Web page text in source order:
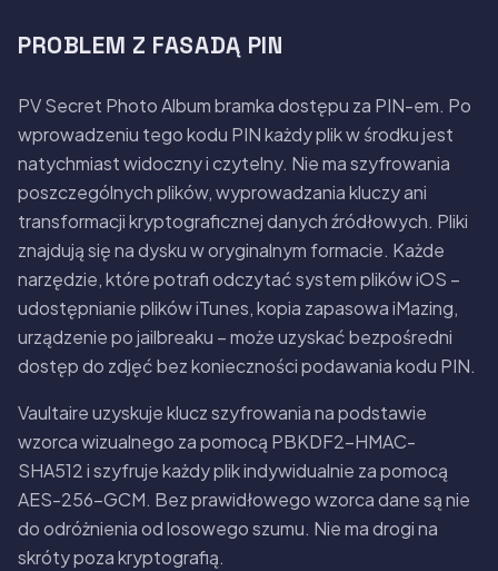
PROBLEM Z FASADĄ PIN
PV Secret Photo Album bramka dostępu za PIN-em. Po
wprowadzeniu tego kodu PIN każdy plik w środku jest
natychmiast widoczny i czytelny. Nie ma szyfrowania
poszczególnych plików, wyprowadzania kluczy ani
transformacji kryptograficznej danych źródłowych. Pliki
znajdują się na dysku w oryginalnym formacie. Każde
narzędzie, które potrafi odczytać system plików iOS –
udostępnianie plików iTunes, kopia zapasowa iMazing,
urządzenie po jailbreaku – może uzyskać bezpośredni
dostęp do zdjęć bez konieczności podawania kodu PIN.
Vaultaire uzyskuje klucz szyfrowania na podstawie
wzorca wizualnego za pomocą PBKDF2-HMAC-
SHA512 i szyfruje każdy plik indywidualnie za pomocą
AES-256-GCM. Bez prawidłowego wzorca dane są nie
do odróżnienia od losowego szumu. Nie ma drogi na
skróty poza kryptografią.